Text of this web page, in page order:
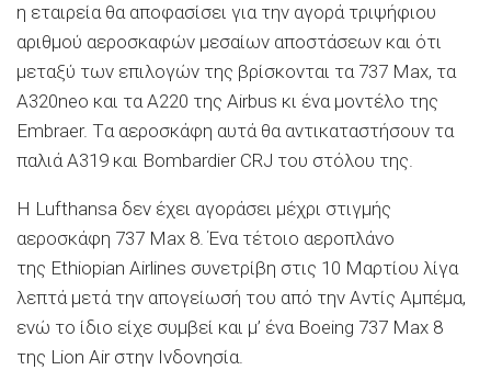
η εταιρεία θα αποφασίσει για την αγορά τριψήφιου
αριθμού αεροσκαφών μεσαίων αποστάσεων και ότι
μεταξύ των επιλογών της βρίσκονται τα 737 Max, τα
Α320neo και τα Α220 της Airbus κι ένα μοντέλο της
Embraer. Tα αεροσκάφη αυτά θα αντικαταστήσουν τα
παλιά A319 και Bombardier CRJ του στόλου της.
Η Lufthansa δεν έχει αγοράσει μέχρι στιγμής
αεροσκάφη 737 Max 8. Ένα τέτοιο αεροπλάνο
της Ethiopian Airlines συνετρίβη στις 10 Μαρτίου λίγα
λεπτά μετά την απογείωσή του από την Αντίς Αμπέμα,
ενώ το ίδιο είχε συμβεί και μ’ ένα Boeing 737 Max 8
της Lion Air στην Ινδονησία.